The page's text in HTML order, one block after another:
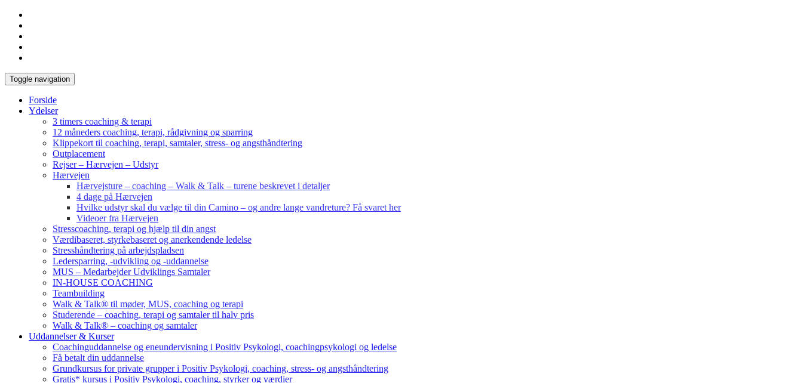
Toggle navigation
Forside
Ydelser
3 timers coaching & terapi
12 måneders coaching, terapi, rådgivning og sparring
Klippekort til coaching, terapi, samtaler, stress- og angsthåndtering
Outplacement
Rejser – Hærvejen – Udstyr
Hærvejen
Hærvejsture – coaching – Walk & Talk – turene beskrevet i detaljer
4 dage på Hærvejen
Hvilke udstyr skal du vælge til din Camino – og andre lange vandreture? Få svaret her
Videoer fra Hærvejen
Stresscoaching, terapi og hjælp til din angst
Værdibaseret, styrkebaseret og anerkendende ledelse
Stresshåndtering på arbejdspladsen
Ledersparring, -udvikling og -uddannelse
MUS – Medarbejder Udviklings Samtaler
IN-HOUSE COACHING
Teambuilding
Walk & Talk® til møder, MUS, coaching og terapi
Studerende – coaching, terapi og samtaler til halv pris
Walk & Talk® – coaching og samtaler
Uddannelser & Kurser
Coachinguddannelse og eneundervisning i Positiv Psykologi, coachingpsykologi og ledelse
Få betalt din uddannelse
Grundkursus for private grupper i Positiv Psykologi, coaching, stress- og angsthåndtering
Gratis* kursus i Positiv Psykologi, coaching, styrker og værdier